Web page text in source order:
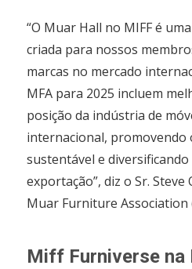
“O Muar Hall no MIFF é
criada para nossos
marcas no mercado
MFA para 2025 incluem
posição da indústria de
internacional, promovendo
sustentável e diversificando
exportação”, diz o Sr.
Muar Furniture Association
Miff Furniverse na